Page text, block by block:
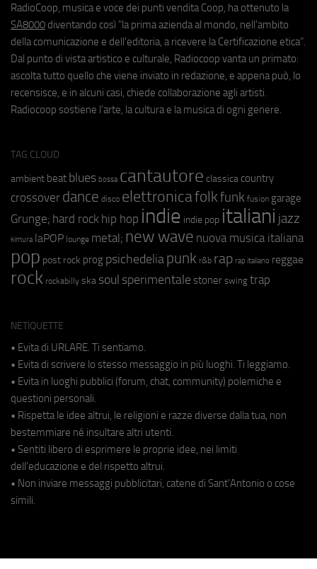
RadioCoop, musica e voce dei punti vendita Coop, ha ottenuto la
SA8000 diventando così "la prima azienda al mondo, nell'ambito
della comunicazione e dell'editoria, a ricevere la Certificazione etica".
Dal punto di vista artistico e culturale, Radiocoop vanta un primato:
ascolta tutto quello che viene inviato in redazione, e appena può, lo
recensisce, e in alcuni casi, chiede collaborazione agli artisti.
Radiocoop sostiene l'arte, la cultura e la musica di ogni genere.
TAG CLOUD
ambient beat blues bossa cantautore classica country
crossover dance disco elettronicafolkfunk fusion garage
Grunge; hard rock hip hop indie indie pop italiani jazz
kimura laPOP lounge metal; new wave nuova musica italiana
pop post rock prog psichedeliapunk r&b rap rap italiano reggae
rock rockabilly ska soul sperimentale stoner swing trap
NETIQUETTE
• Evita di URLARE. Ti sentiamo.
• Evita di scrivere lo stesso messaggio in più luoghi. Ti leggiamo.
• Evita in luoghi pubblici (forum, chat, community) polemiche e
questioni personali.
• Rispetta le idee altrui, le religioni e razze diverse dalla tua, non
bestemmiare né insultare altri utenti.
• Sentiti libero di esprimere le proprie idee, nei limiti
dell'educazione e del rispetto altrui.
• Non inviare messaggi pubblicitari, catene di Sant'Antonio o cose
simili.